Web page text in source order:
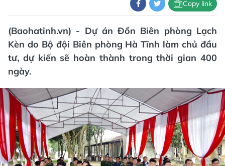
Copy link
(Baohatinh.vn) - Dự án Đồn Biên phòng Lạch
Kèn do Bộ đội Biên phòng Hà Tĩnh làm chủ đầu
tư, dự kiến sẽ hoàn thành trong thời gian 400
ngày.